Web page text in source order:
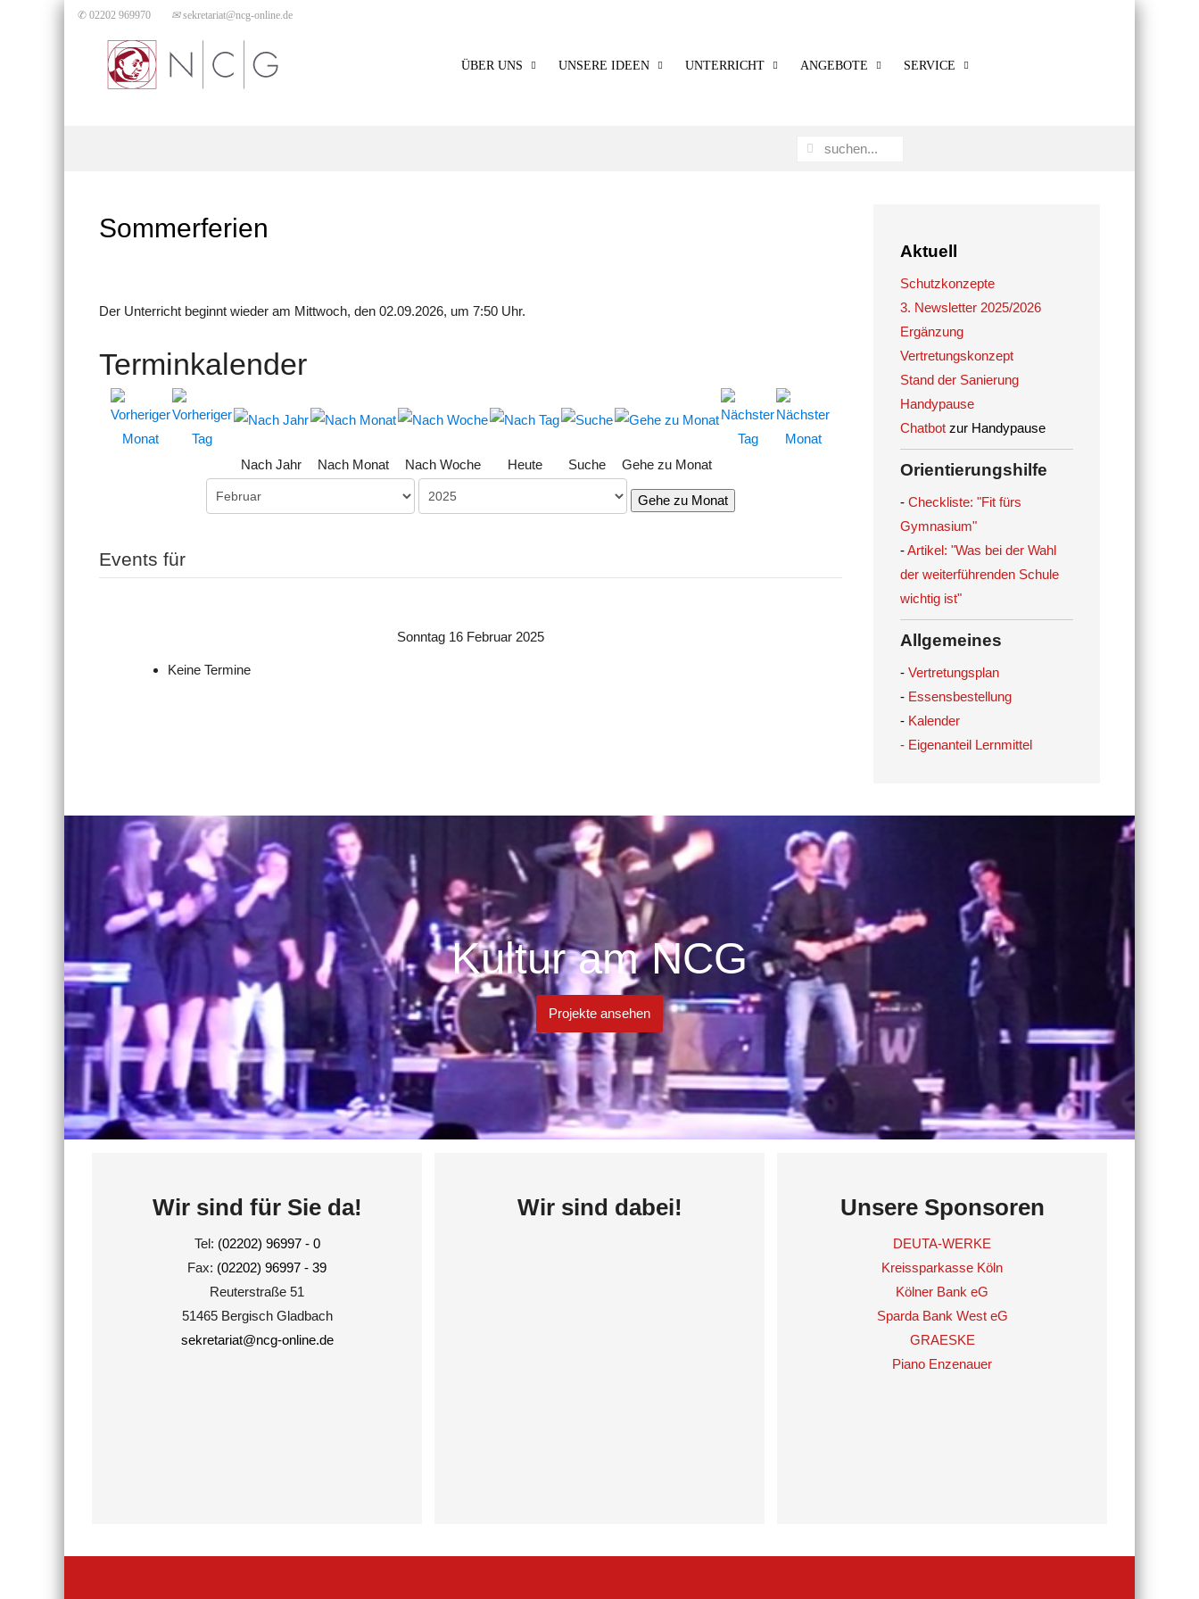
✆ 02202 969970 ✉sekretariat@ncg-online.de
ÜBER UNS UNSERE IDEEN UNTERRICHT ANGEBOTE SERVICE
Sommerferien
Der Unterricht beginnt wieder am Mittwoch, den 02.09.2026, um 7:50 Uhr.
Terminkalender
Nach Jahr Nach Monat Nach Woche Heute Suche Gehe zu Monat
Gehe zu Monat
Events für
Sonntag 16 Februar 2025
Keine Termine
Aktuell
Schutzkonzepte
3. Newsletter 2025/2026
Ergänzung
Vertretungskonzept
Stand der Sanierung
Handypause
Chatbotzur Handypause
Orientierungshilfe
- Checkliste: "Fit fürs
Gymnasium"
-Artikel: "Was bei der Wahl
der weiterführenden Schule
wichtig ist"
Allgemeines
- Vertretungsplan
- Essensbestellung
- Kalender
- Eigenanteil Lernmittel
Kultur am NCG
Projekte ansehen
Wir sind für Sie da!
Tel: (02202) 96997 - 0
Fax: (02202) 96997 - 39
Reuterstraße 51
51465 Bergisch Gladbach
sekretariat@ncg-online.de
Wir sind dabei! Unsere Sponsoren
DEUTA-WERKE
Kreissparkasse Köln
Kölner Bank eG
Sparda Bank West eG
GRAESKE
Piano Enzenauer